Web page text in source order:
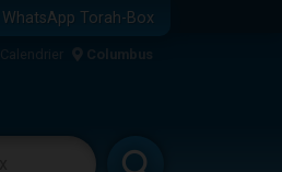
WhatsApp Torah-Box
Calendrier Columbus